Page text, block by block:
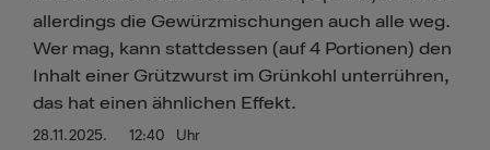
28.11.2025. 12:40 Uhr
allerdings die Gewürzmischungen auch alle weg.
Wer mag, kann stattdessen (auf 4 Portionen) den
Inhalt einer Grützwurst im Grünkohl unterrühren,
das hat einen ähnlichen Effekt.